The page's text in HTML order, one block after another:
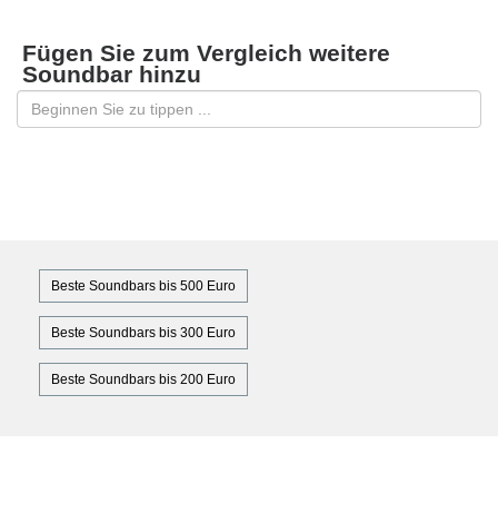
Fügen Sie zum Vergleich weitere
Soundbar hinzu
Beste Soundbars bis 500 Euro
Beste Soundbars bis 300 Euro
Beste Soundbars bis 200 Euro